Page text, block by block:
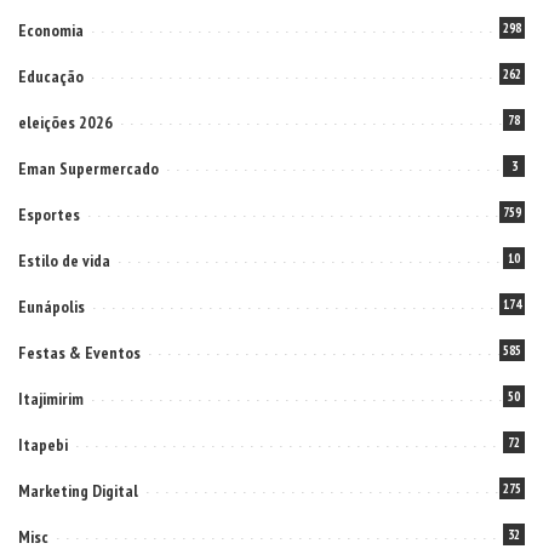
Economia 298
Educação 262
eleições 2026 78
Eman Supermercado 3
Esportes 759
Estilo de vida 10
Eunápolis 174
Festas & Eventos 585
Itajimirim 50
Itapebi 72
Marketing Digital 275
Misc 32